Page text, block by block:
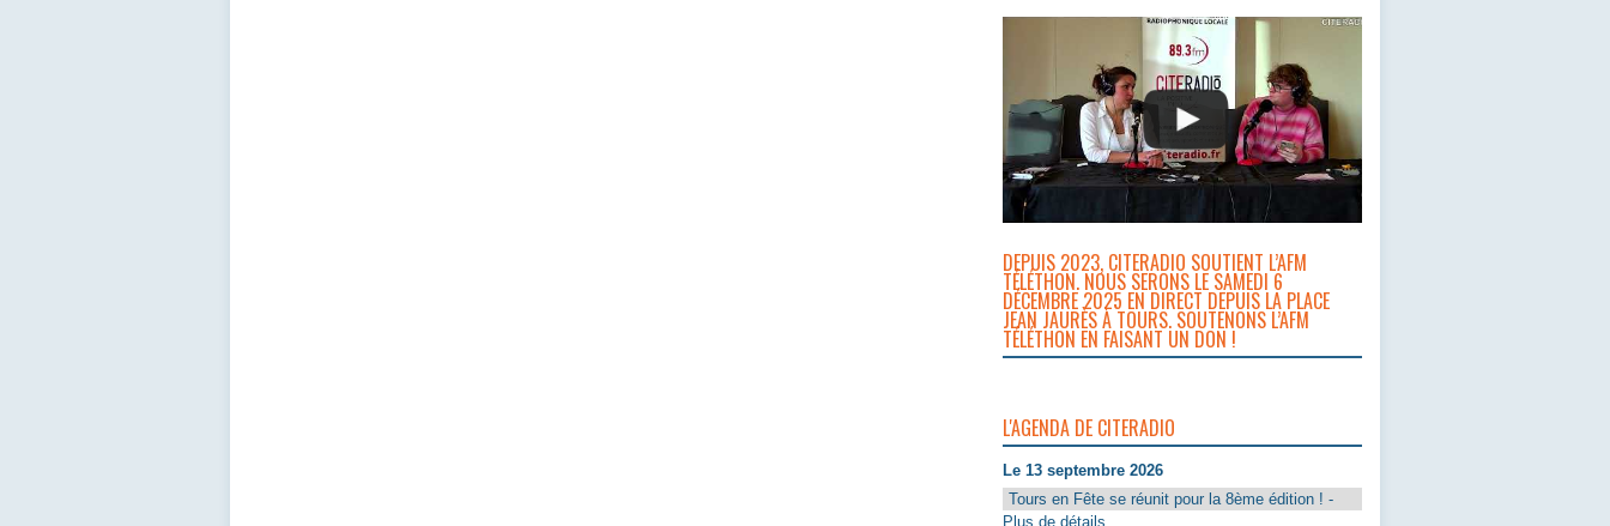
DEPUIS 2023, CITERADIO SOUTIENT L’AFM
TÉLÉTHON. NOUS SERONS LE SAMEDI 6
DÉCEMBRE 2025 EN DIRECT DEPUIS LA PLACE
JEAN JAURÈS À TOURS. SOUTENONS L’AFM
TÉLÉTHON EN FAISANT UN DON !
L'AGENDA DE CITERADIO
Le 13 septembre 2026
Tours en Fête se réunit pour la 8ème édition ! -
Plus de détails